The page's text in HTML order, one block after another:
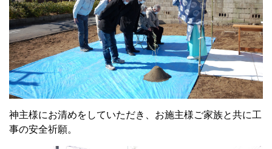
神主様にお清めをしていただき、お施主様ご家族と共に工
事の安全祈願。